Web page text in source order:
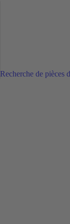
Recherche de pièces